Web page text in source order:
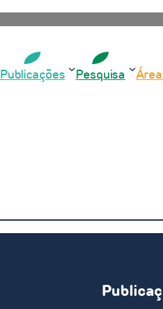
Publicações Pesquisa